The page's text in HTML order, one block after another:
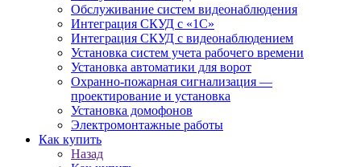
Обслуживание систем видеонаблюдения
Интеграция СКУД с «1С»
Интеграция СКУД с видеонаблюдением
Установка систем учета рабочего времени
Установка автоматики для ворот
Охранно-пожарная сигнализация —
проектирование и установка
Установка домофонов
Электромонтажные работы
Как купить
Назад